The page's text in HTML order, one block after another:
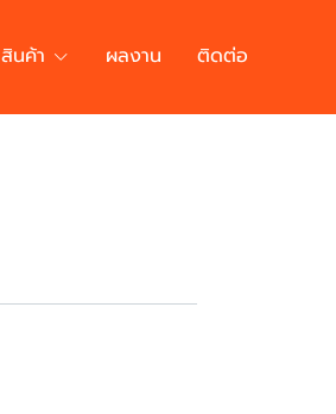
สินค้า ผลงาน ติดต่อ